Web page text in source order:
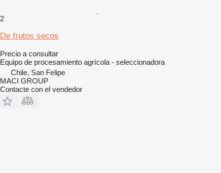
2
De frutos secos
Precio a consultar
Equipo de procesamiento agrícola - seleccionadora
Chile, San Felipe
MACI GROUP
Contacte con el vendedor